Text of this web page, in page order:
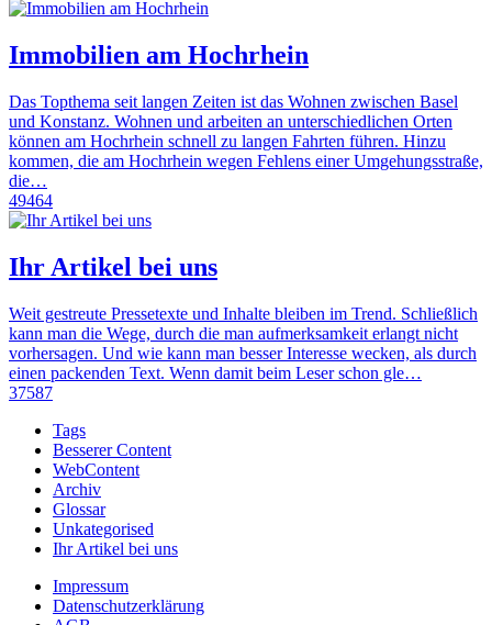
Immobilien am Hochrhein
Das Topthema seit langen Zeiten ist das Wohnen zwischen Basel
und Konstanz. Wohnen und arbeiten an unterschiedlichen Orten
können am Hochrhein schnell zu langen Fahrten führen. Hinzu
kommen, die am Hochrhein wegen Fehlens einer Umgehungsstraße,
die…
49464
Ihr Artikel bei uns
Weit gestreute Pressetexte und Inhalte bleiben im Trend. Schließlich
kann man die Wege, durch die man aufmerksamkeit erlangt nicht
vorhersagen. Und wie kann man besser Interesse wecken, als durch
einen packenden Text. Wenn damit beim Leser schon gle…
37587
Tags
Besserer Content
WebContent
Archiv
Glossar
Unkategorised
Ihr Artikel bei uns
Impressum
Datenschutzerklärung